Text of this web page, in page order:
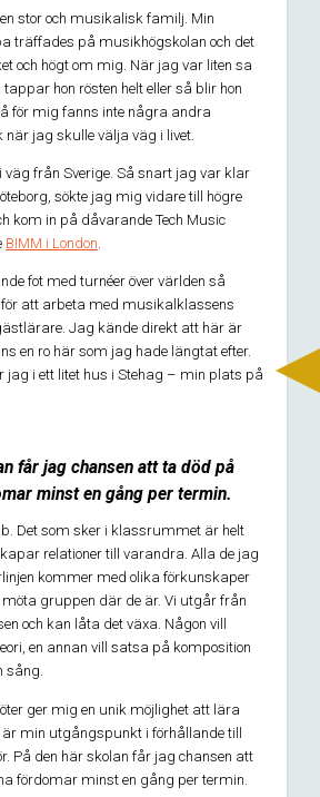
stor och musikalisk familj. Min
träffades på musikhögskolan och det
och högt om mig. När jag var liten sa
hon rösten helt eller så blir hon
för mig fanns inte några andra
jag skulle välja väg i livet.
från Sverige. Så snart jag var klar
sökte jag mig vidare till högre
kom in på dåvarande Tech Music
BIMM i London.
fot med turnéer över världen så
för att arbeta med musikalklassens
Jag kände direkt att här är
en ro här som jag hade längtat efter.
jag i ett litet hus i Stehag – min plats på
får jag chansen att ta död på
minst en gång per termin.
Det som sker i klassrummet är helt
relationer till varandra. Alla de jag
kommer med olika förkunskaper
gruppen där de är. Vi utgår från
och kan låta det växa. Någon vill
en annan vill satsa på komposition
sång.
ger mig en unik möjlighet att lära
är min utgångspunkt i förhållande till
På den här skolan får jag chansen att
fördomar minst en gång per termin.